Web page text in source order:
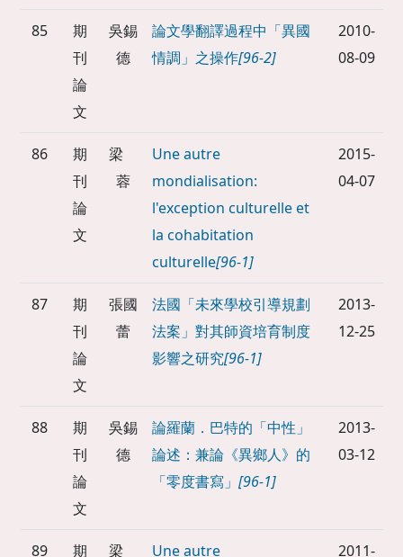
85
期
刊
論
文
吳錫
德
論文學翻譯過程中「異國
情調」之操作[96-2]
2010-
08-09
86
期
刊
論
文
梁
蓉
Une autre
mondialisation:
l'exception culturelle et
la cohabitation
culturelle[96-1]
2015-
04-07
87
期
刊
論
文
張國
蕾
法國「未來學校引導規劃
法案」對其師資培育制度
影響之研究[96-1]
2013-
12-25
88
期
刊
論
文
吳錫
德
論羅蘭．巴特的「中性」
論述：兼論《異鄉人》的
「零度書寫」 [96-1]
2013-
03-12
89 期 梁 Une autre 2011-